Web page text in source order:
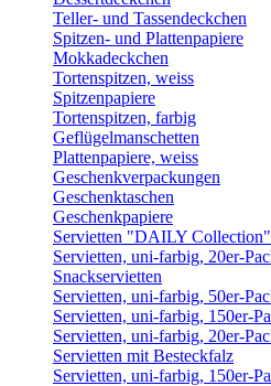
Teller- und Tassendeckchen
Spitzen- und Plattenpapiere
Mokkadeckchen
Tortenspitzen, weiss
Spitzenpapiere
Tortenspitzen, farbig
Geflügelmanschetten
Plattenpapiere, weiss
Geschenkverpackungen
Geschenktaschen
Geschenkpapiere
Servietten "DAILY Collection"
Servietten, uni-farbig, 20er-
Snackservietten
Servietten, uni-farbig, 50er-
Servietten, uni-farbig, 150er-
Servietten, uni-farbig, 20er-
Servietten mit Besteckfalz
Servietten, uni-farbig, 150er-